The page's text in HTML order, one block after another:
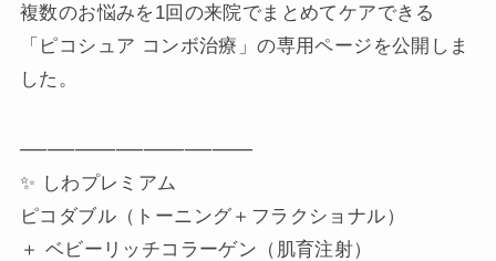
複数のお悩みを1回の来院でまとめてケアできる
「ピコシュア コンボ治療」の専用ページを公開しま
した。
─────────────────
✨ しわプレミアム
ピコダブル（トーニング＋フラクショナル）
＋ ベビーリッチコラーゲン（肌育注射）